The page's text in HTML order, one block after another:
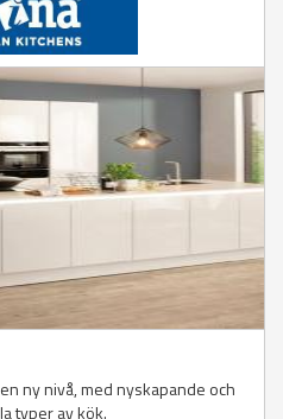
ny nivå, med nyskapande och
typer av kök.